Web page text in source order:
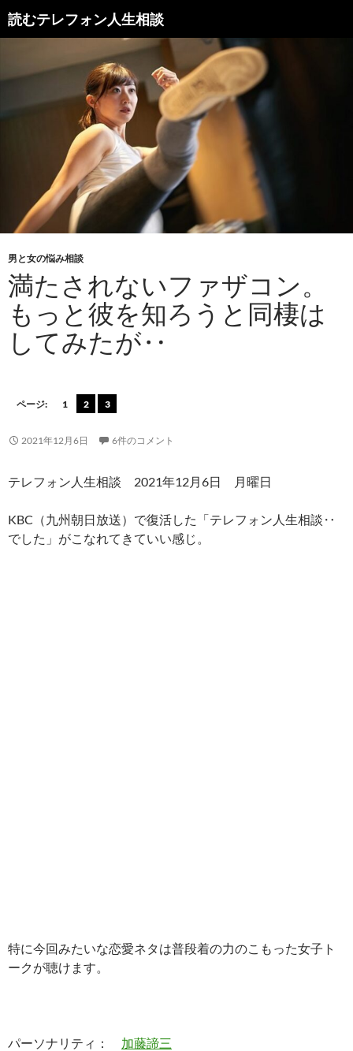
読むテレフォン人生相談
男と女の悩み相談
満たされないファザコン。
もっと彼を知ろうと同棲は
してみたが‥
ページ: 1 2 3
2021年12月6日 6件のコメント
テレフォン人生相談 2021年12月6日 月曜日
KBC（九州朝日放送）で復活した「テレフォン人生相談‥
でした」がこなれてきていい感じ。
特に今回みたいな恋愛ネタは普段着の力のこもった女子ト
ークが聴けます。
パーソナリティ： 加藤諦三